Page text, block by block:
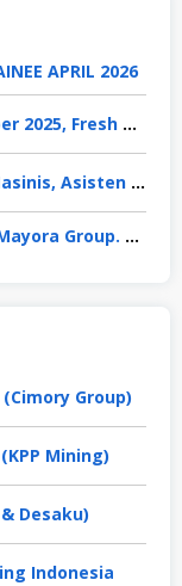
APRIL 2026
Magang Nasional Mulai Oktober 2025, Fresh Graduate Dapat Gaji UMP Selama 6 Bulan
Mengenal Posisi Kondektur, Masinis, Asisten PPKA, Pemeliharaan Sarana dan Prasarana, Polsuska (Polisi Khusus Kereta Api), di PT KAI
3 Program Akselerasi Karir di Mayora Group. Apa Saja? Berikut Penjelasannya
Group)
Mining)
Desaku)
Indonesia